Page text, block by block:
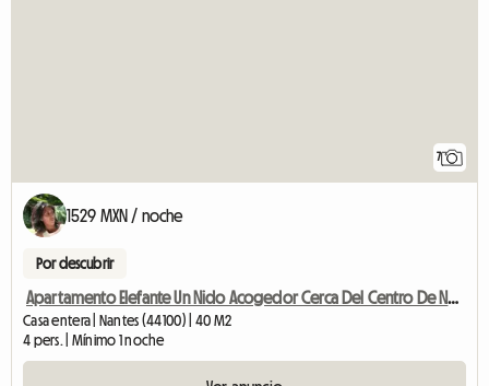
7
1529 MXN / noche
Por descubrir
Apartamento Elefante Un Nido Acogedor Cerca Del Centro De Nantes
Casa entera | Nantes (44100) | 40 M2
4 pers. | Mínimo 1 noche